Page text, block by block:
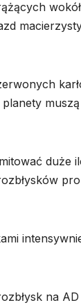
duże
na AD